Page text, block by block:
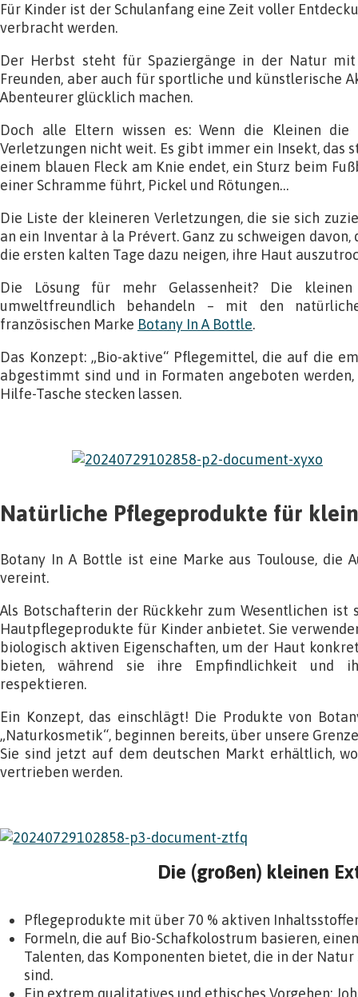
Für Kinder ist der Schulanfang eine Zeit voller
verbracht werden.
Der Herbst steht für Spaziergänge in der Natur
Freunden, aber auch für sportliche und künstlerische
Abenteurer glücklich machen.
Doch alle Eltern wissen es: Wenn die Kleinen die
Verletzungen nicht weit. Es gibt immer ein Insekt, das
einem blauen Fleck am Knie endet, ein Sturz beim
einer Schramme führt, Pickel und Rötungen…
Die Liste der kleineren Verletzungen, die sie sich
an ein Inventar à la Prévert. Ganz zu schweigen davon,
die ersten kalten Tage dazu neigen, ihre Haut
Die Lösung für mehr Gelassenheit? Die
umweltfreundlich behandeln – mit den
französischen Marke Botany In A Bottle.
Das Konzept: „Bio-aktive“ Pflegemittel, die auf die
abgestimmt sind und in Formaten angeboten
Hilfe-Tasche stecken lassen.
Natürliche Pflegeprodukte für
Botany In A Bottle ist eine Marke aus Toulouse, die
vereint.
Als Botschafterin der Rückkehr zum Wesentlichen ist
Hautpflegeprodukte für Kinder anbietet. Sie
biologisch aktiven Eigenschaften, um der Haut
bieten, während sie ihre Empfindlichkeit und
respektieren.
Ein Konzept, das einschlägt! Die Produkte von
„Naturkosmetik“, beginnen bereits, über unsere
Sie sind jetzt auf dem deutschen Markt erhältlich,
vertrieben werden.
Die (großen) kleinen
Pflegeprodukte mit über 70 % aktiven
Formeln, die auf Bio-Schafkolostrum basieren,
Talenten, das Komponenten bietet, die in der
sind.
Ein extrem qualitatives und ethisches Vorgehen: